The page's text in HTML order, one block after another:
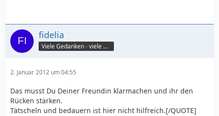
fidelia
Viele Gedanken - viele Worte
2. Januar 2012 um 04:55
Das musst Du Deiner Freundin klarmachen und ihr den
Rücken stärken.
Tätscheln und bedauern ist hier nicht hilfreich.[/QUOTE]